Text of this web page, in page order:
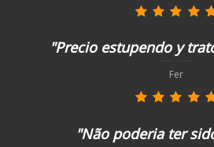
"Precio estupendo y
Fer
"Não poderia ter